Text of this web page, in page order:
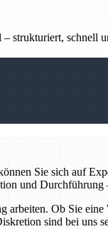
strukturiert, schnell
Sie sich auf
und
Ob Sie
sind bei uns